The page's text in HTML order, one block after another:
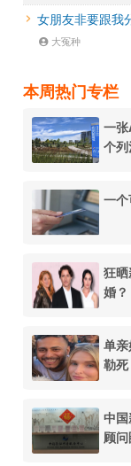
女朋友非要跟我
大冤种
本周热门专栏
一
个列
一
狂
婚？
单
勒死
中
顾